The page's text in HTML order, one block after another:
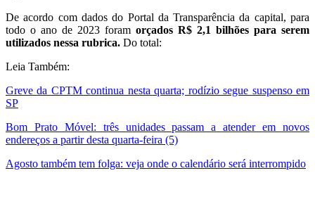
De acordo com dados do Portal da Transparência da capital, para
todo o ano de 2023 foram orçados R$ 2,1 bilhões para serem
utilizados nessa rubrica. Do total:
Leia Também:
Greve da CPTM continua nesta quarta; rodízio segue suspenso em
SP
Bom Prato Móvel: três unidades passam a atender em novos
endereços a partir desta quarta-feira (5)
Agosto também tem folga: veja onde o calendário será interrompido